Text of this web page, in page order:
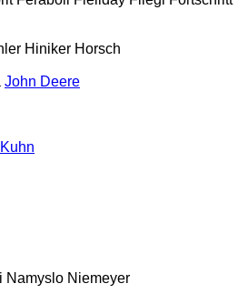
Hiniker Horsch
John Deere
Kuhn
Namyslo Niemeyer